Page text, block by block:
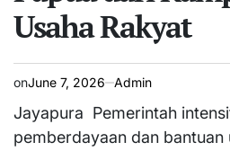
Usaha Rakyat
onJune 7, 2026 Admin
Jayapura  Pemerintah
pemberdayaan dan